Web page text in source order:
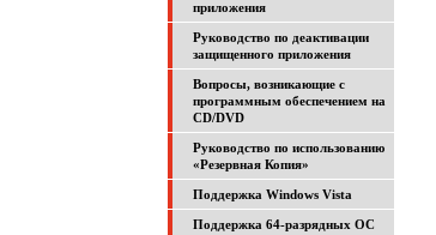
приложения
Руководство по деактивации
защищенного приложения
Вопросы, возникающие с
программным обеспечением на
CD/DVD
Руководство по использованию
«Резервная Копия»
Поддержка Windows Vista
Поддержка 64-разрядных ОС